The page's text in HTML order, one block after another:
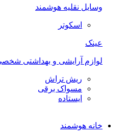
وسایل نقلیه هوشمند
اسکوتر
عینک
لوازم آرایشی و بهداشتی شخصی
ریش تراش
مسواک برقی
ایستاده
خانه هوشمند